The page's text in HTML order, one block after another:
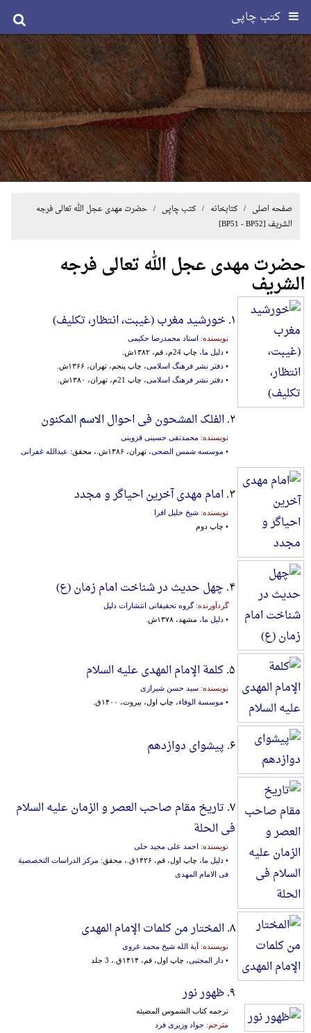
کتب چاپی
صفحه اصلی / کتابخانه /کتب چاپی /حضرت مهدی عجل الله تعالی فرجه
الشریف[BP51 - BP52]
حضرت مهدی عجل الله تعالی فرجه
الشریف
۱. خورشید مغرب (غیبت، انتظار، تکلیف)
نویسنده: استاد محمدرضا حکیمی
• دلیل ما، چاپ 24م، قم، ۱۳۸۲ش.
• دفتر نشر فرهنگ اسلامی، چاپ پنجم، تهران، ۱۳۶۶ش.
• دفتر نشر فرهنگ اسلامی، چاپ 21م، تهران، ۱۳۸۰ش.
۲. الفلک المشحون فی احوال الاسم المکنون
نویسنده: محمدتقی حسینی قزوینی
• موسسه شمس الضحی، تهران، ۱۳۸۶ش.، محقق: عبدالله غفرانی
۳. امام مهدی آخرین احیاگر و مجدد
نویسنده: شیخ خلیل افرا
• چاپ دوم
۴. چهل حدیث در شناخت امام زمان (ع)
گردآورنده:گروه‌ تحقیقاتی‌ انتشارات دلیل
• دلیل ما، مشهد، ۱۳۷۸ش.
۵. کلمة الإمام المهدی علیه السلام
نویسنده: سید حسن شیرازی
• موسسة الوفاء، چاپ اول، بیروت، ۱۴۰۰ق.
۶. پیشوای دوازدهم
۷. تاریخ مقام صاحب العصر و الزمان علیه السلام
فی الحلة
نویسنده: احمد علی مجید حلی
• دلیل ما، چاپ اول، قم، ۱۴۲۶ق.، محقق:
مرکز الدراسات التخصصیة
فی الامام المهدی
۸. المختار من کلمات الإمام المهدی
نویسنده: آیة الله شیخ محمد غروی
• دار المجتبی، چاپ اول، قم، ۱۴۱۴ق.، 3 جلد
۹. ظهور نور
ترجمه کتاب الشموس المضیئه
مترجم: جواد وزیری فرد